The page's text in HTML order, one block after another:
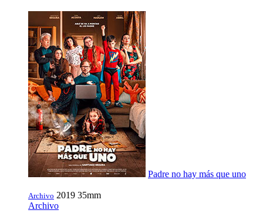
Padre no hay más que uno
Archivo 2019 35mm
Archivo